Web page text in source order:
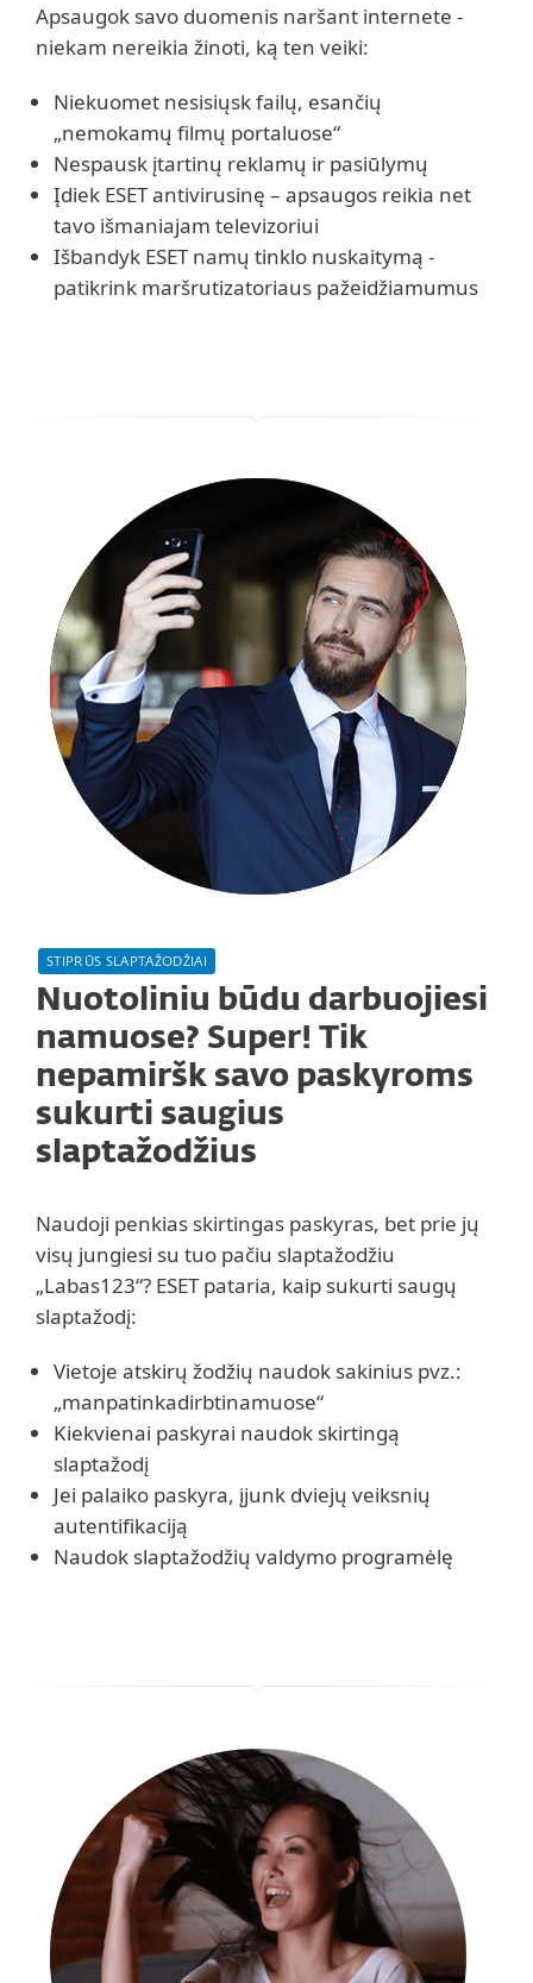
Apsaugok savo duomenis naršant internete -
niekam nereikia žinoti, ką ten veiki:
Niekuomet nesisiųsk failų, esančių
„nemokamų filmų portaluose“
Nespausk įtartinų reklamų ir pasiūlymų
Įdiek ESET antivirusinę – apsaugos reikia net
tavo išmaniajam televizoriui
Išbandyk ESET namų tinklo nuskaitymą -
patikrink maršrutizatoriaus pažeidžiamumus
STIPRŪS SLAPTAŽODŽIAI
Nuotoliniu būdu darbuojiesi
namuose? Super! Tik
nepamiršk savo paskyroms
sukurti saugius
slaptažodžius
Naudoji penkias skirtingas paskyras, bet prie jų
visų jungiesi su tuo pačiu slaptažodžiu
„Labas123“? ESET pataria, kaip sukurti saugų
slaptažodį:
Vietoje atskirų žodžių naudok sakinius pvz.:
„manpatinkadirbtinamuose“
Kiekvienai paskyrai naudok skirtingą
slaptažodį
Jei palaiko paskyra, įjunk dviejų veiksnių
autentifikaciją
Naudok slaptažodžių valdymo programėlę